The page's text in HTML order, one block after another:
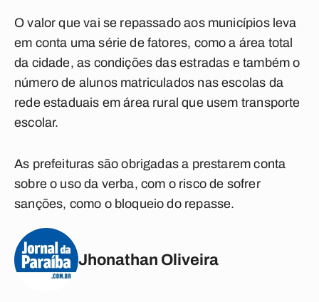
O valor que vai se repassado aos municípios leva
em conta uma série de fatores, como a área total
da cidade, as condições das estradas e também o
número de alunos matriculados nas escolas da
rede estaduais em área rural que usem transporte
escolar.
As prefeituras são obrigadas a prestarem conta
sobre o uso da verba, com o risco de sofrer
sanções, como o bloqueio do repasse.
Jhonathan Oliveira